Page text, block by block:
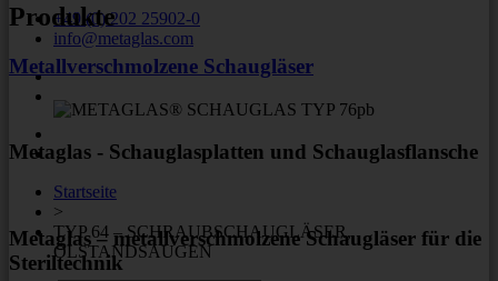
+49 (0) 202 25902-0
info@metaglas.com
Startseite
>
TYP 64 – SCHRAUBSCHAUGLÄSER,
ÖLSTANDSAUGEN
Produkte
Metallverschmolzene Schaugläser
Metaglas - Schauglasplatten und Schauglasflansche
Metaglas – metallverschmolzene Schaugläser für die
Steriltechnik